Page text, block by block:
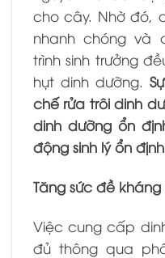
cho cây. Nhờ đó,
nhanh chóng và
trình sinh trưởng
hụt dinh dưỡng.
chế rửa trôi dinh
dinh dưỡng ổn
động sinh lý ổn
Tăng sức đề
Việc cung cấp
đủ thông qua